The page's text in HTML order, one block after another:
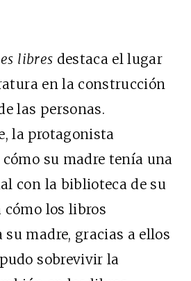
libres destaca el lugar
en la construcción
las personas.
la protagonista
su madre tenía una
con la biblioteca de su
cómo los libros
madre, gracias a ellos
sobrevivir la